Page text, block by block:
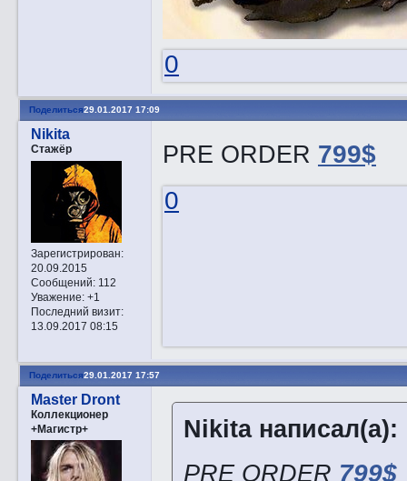
0
Поделиться29.01.2017 17:09
Nikita
Стажёр
Зарегистрирован:
20.09.2015
Сообщений:112
Уважение: +1
Последний визит:
13.09.2017 08:15
PRE ORDER 799$
0
Поделиться29.01.2017 17:57
Master Dront
Коллекционер
+Магистр+
Nikita написал(а):
PRE ORDER 799$